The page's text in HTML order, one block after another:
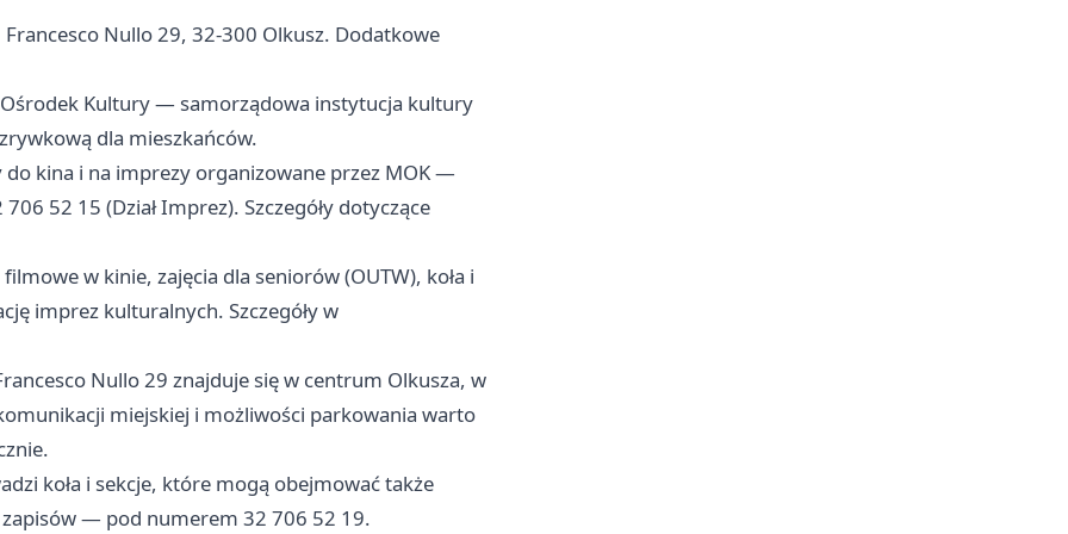
Francesco Nullo 29, 32-300 Olkusz. Dodatkowe
Kultury — samorządowa instytucja kultury
dla mieszkańców.
kina i na imprezy organizowane przez MOK —
52 15 (Dział Imprez). Szczegóły dotyczące
w kinie, zajęcia dla seniorów (OUTW), koła i
imprez kulturalnych. Szczegóły w
Nullo 29 znajduje się w centrum Olkusza, w
miejskiej i możliwości parkowania warto
koła i sekcje, które mogą obejmować także
zapisów — pod numerem 32 706 52 19.